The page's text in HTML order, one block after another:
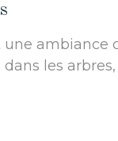
ambiance
les